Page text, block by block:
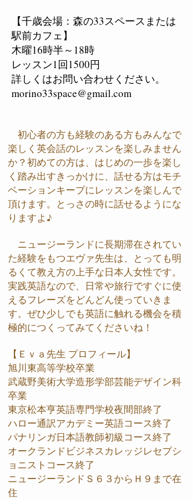
【千歳会場：森の33スペースまたは
駅前カフェ】
木曜16時半～18時
レッスン1回1500円
詳しくはお問い合わせください。
morino33space@gmail.com
初心者の方も経験のある方もみんなで
楽しく英会話のレッスンを楽しみません
か？初めての方は、はじめの一歩を楽し
く踏み出すきっかけに、話せる方はモチ
ベーションキープにレッスンを楽しんで
頂けます。とっさの時に話せるようにな
りますよ♪
ニュージーランドに長期滞在されてい
た経験をもつエヴァ先生は、とっても明
るくて教え方の上手な日本人女性です。
実践英語なので、日常や旅行ですぐに使
えるフレーズをどんどん使っていきま
す。ぜひ少しでも英語に触れる機会を積
極的につくってみてくださいね！
【Ｅｖａ先生 プロフィール】
旭川東高等学校卒業
武蔵野美術大学造形学部芸能デザイン科
卒業
東京松本亨英語専門学校夜間部終了
ハロー通訳アカデミー英語コース終了
パナリンガ日本語教師初級コース終了
オークランドビジネスカレッジレセプシ
ョニストコース終了
ニュージーランドＳ６３からＨ９まで在
住